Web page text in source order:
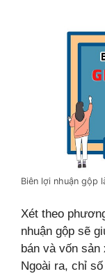
Biên lợi nhuận gộp
Xét theo
nhuận gộp sẽ
bán và vốn sản
Ngoài ra, chỉ